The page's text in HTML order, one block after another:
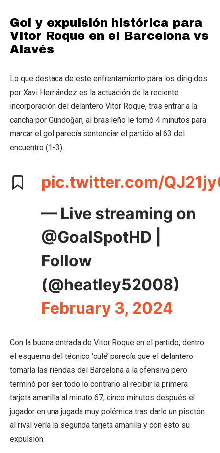
Gol y expulsión histórica para
Vitor Roque en el Barcelona vs
Alavés
Lo que destaca de este enfrentamiento para los dirigidos
por Xavi Hernández es la actuación de la reciente
incorporación del delantero Vitor Roque, tras entrar a la
cancha por Gündoğan, al brasileño le tomó 4 minutos para
marcar el gol parecía sentenciar el partido al 63 del
encuentro (1-3).
pic.twitter.com/
— Live streaming on
@GoalSpotHD |
Follow
(@heatley52008)
February 3, 2024
Con la buena entrada de Vitor Roque en el partido, dentro
el esquema del técnico ‘culé’ parecía que el delantero
tomaría las riendas del Barcelona a la ofensiva pero
terminó por ser todo lo contrario al recibir la primera
tarjeta amarilla al minuto 67, cinco minutos después el
jugador en una jugada muy polémica tras darle un pisotón
al rival vería la segunda tarjeta amarilla y con esto su
expulsión.